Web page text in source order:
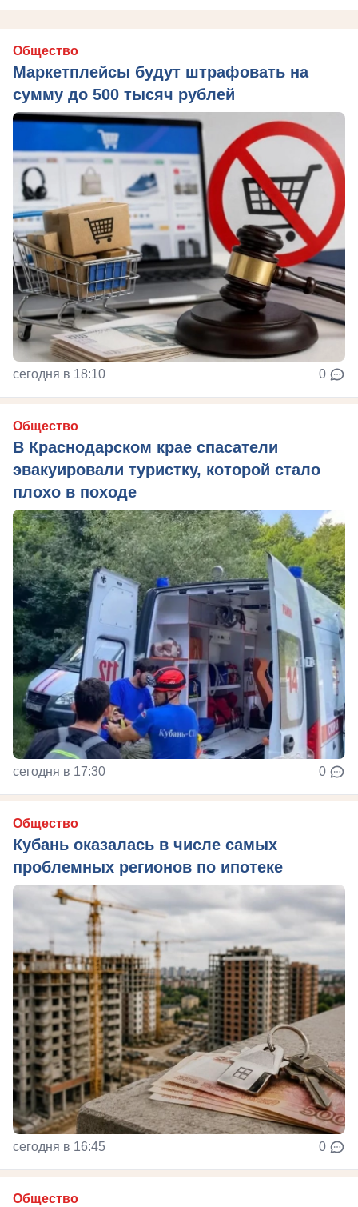
Общество
Маркетплейсы будут штрафовать на
сумму до 500 тысяч рублей
сегодня в 18:10 0
Общество
В Краснодарском крае спасатели
эвакуировали туристку, которой стало
плохо в походе
сегодня в 17:30 0
Общество
Кубань оказалась в числе самых
проблемных регионов по ипотеке
сегодня в 16:45 0
Общество